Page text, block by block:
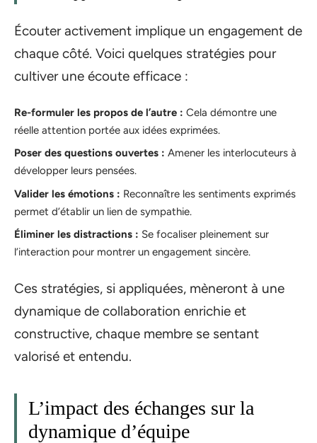
Écouter activement implique un engagement de
chaque côté. Voici quelques stratégies pour
cultiver une écoute efficace :
Re-formuler les propos de l’autre : Cela démontre une
réelle attention portée aux idées exprimées.
Poser des questions ouvertes : Amener les interlocuteurs à
développer leurs pensées.
Valider les émotions : Reconnaître les sentiments exprimés
permet d’établir un lien de sympathie.
Éliminer les distractions : Se focaliser pleinement sur
l’interaction pour montrer un engagement sincère.
Ces stratégies, si appliquées, mèneront à une
dynamique de collaboration enrichie et
constructive, chaque membre se sentant
valorisé et entendu.
L’impact des échanges sur la
dynamique d’équipe